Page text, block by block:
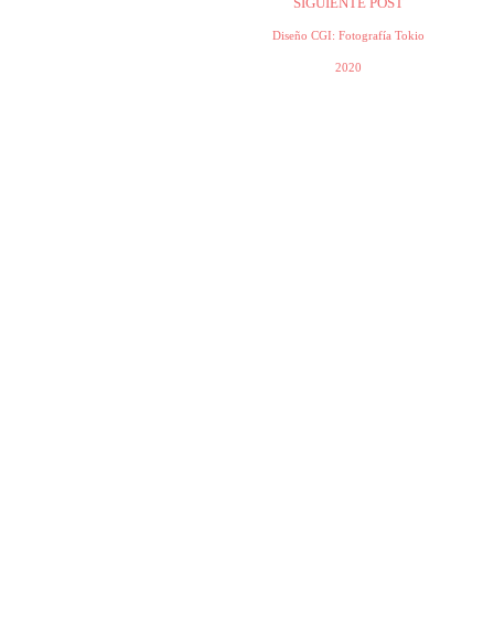
SIGUIENTE POST
Diseño CGI: Fotografía Tokio
2020